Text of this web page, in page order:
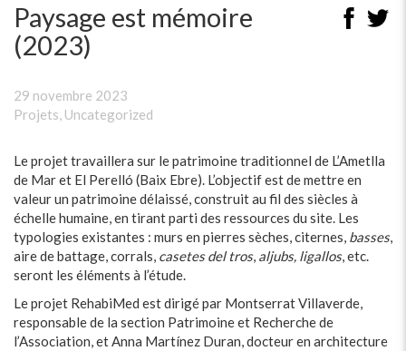
Paysage est mémoire
(2023)
29 novembre 2023
Projets, Uncategorized
Le projet travaillera sur le patrimoine traditionnel de L’Ametlla
de Mar et El Perelló (Baix Ebre). L’objectif est de mettre en
valeur un patrimoine délaissé, construit au fil des siècles à
échelle humaine, en tirant parti des ressources du site. Les
typologies existantes : murs en pierres sèches, citernes, basses,
aire de battage, corrals, casetes del tros, aljubs, ligallos, etc.
seront les éléments à l’étude.
Le projet RehabiMed est dirigé par Montserrat Villaverde,
responsable de la section Patrimoine et Recherche de
l’Association, et Anna Martínez Duran, docteur en architecture